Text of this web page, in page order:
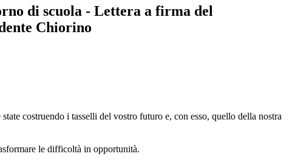
di scuola - Lettera a firma del
Chiorino
costruendo i tasselli del vostro futuro e, con esso, quello della nostra
le difficoltà in opportunità.